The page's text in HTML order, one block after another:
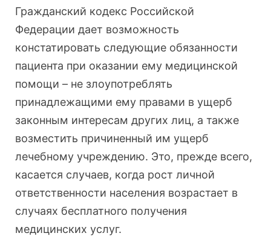
Гражданский кодекс Российской
Федерации дает возможность
констатировать следующие обязанности
пациента при оказании ему медицинской
помощи – не злоупотреблять
принадлежащими ему правами в ущерб
законным интересам других лиц, а также
возместить причиненный им ущерб
лечебному учреждению. Это, прежде всего,
касается случаев, когда рост личной
ответственности населения возрастает в
случаях бесплатного получения
медицинских услуг.